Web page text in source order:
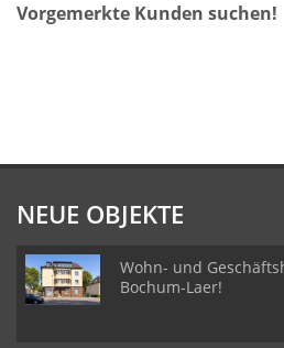
Vorgemerkte Kunden suchen!
NEUE OBJEKTE
Wohn- und
Bochum-Laer!